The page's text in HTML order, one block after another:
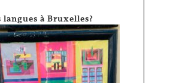
langues à Bruxelles?